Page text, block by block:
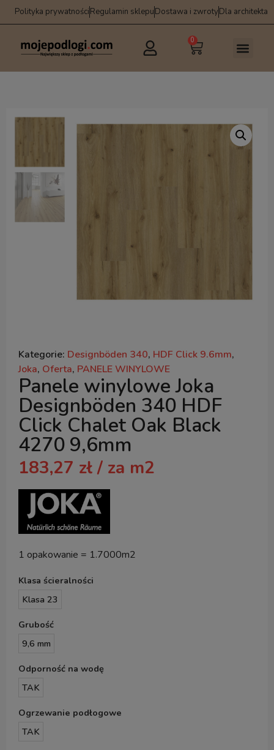
Polityka prywatnościRegulamin sklepuDostawa i zwrotyDla architekta
0
Kategorie: Designböden 340, HDF Click 9.6mm,
Joka, Oferta, PANELE WINYLOWE
Panele winylowe Joka
Designböden 340 HDF
Click Chalet Oak Black
4270 9,6mm
183,27 zł / za m2
1 opakowanie = 1.7000m2
Klasa ścieralności
Klasa 23
Grubość
9,6 mm
Odporność na wodę
TAK
Ogrzewanie podłogowe
TAK